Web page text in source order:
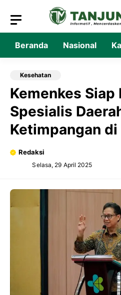
isi
Beranda Nasional
Kesehatan
Kemenkes
Spesialis
Ketimpangan
Redaksi
Selasa, 29 April 2025